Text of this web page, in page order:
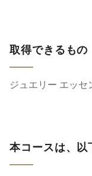
取得できるもの
ジュエリー エッセ
本コースは、